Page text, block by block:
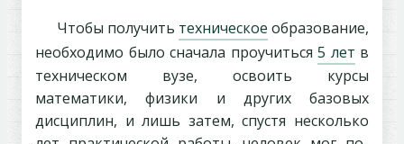
Чтобы получить техническое образование,
необходимо было сначала проучиться 5 лет в
техническом вузе, освоить курсы
математики, физики и других базовых
дисциплин, и лишь затем, спустя несколько